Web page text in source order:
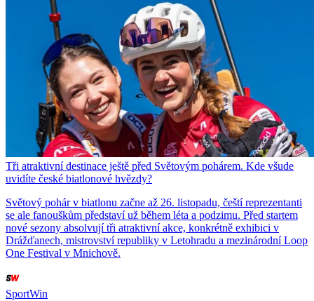
Tři atraktivní destinace ještě před Světovým pohárem. Kde všude
uvidíte české biatlonové hvězdy?
Světový pohár v biatlonu začne až 26. listopadu, čeští reprezentanti
se ale fanouškům představí už během léta a podzimu. Před startem
nové sezony absolvují tři atraktivní akce, konkrétně exhibici v
Drážďanech, mistrovství republiky v Letohradu a mezinárodní Loop
One Festival v Mnichově.
SportWin